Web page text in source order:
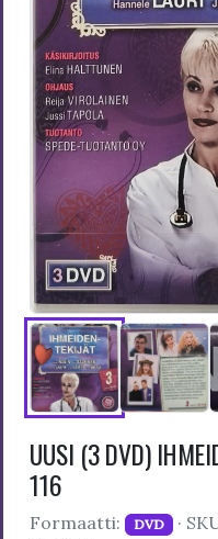
UUSI (3 DVD)
116
Formaatti: DVD ·